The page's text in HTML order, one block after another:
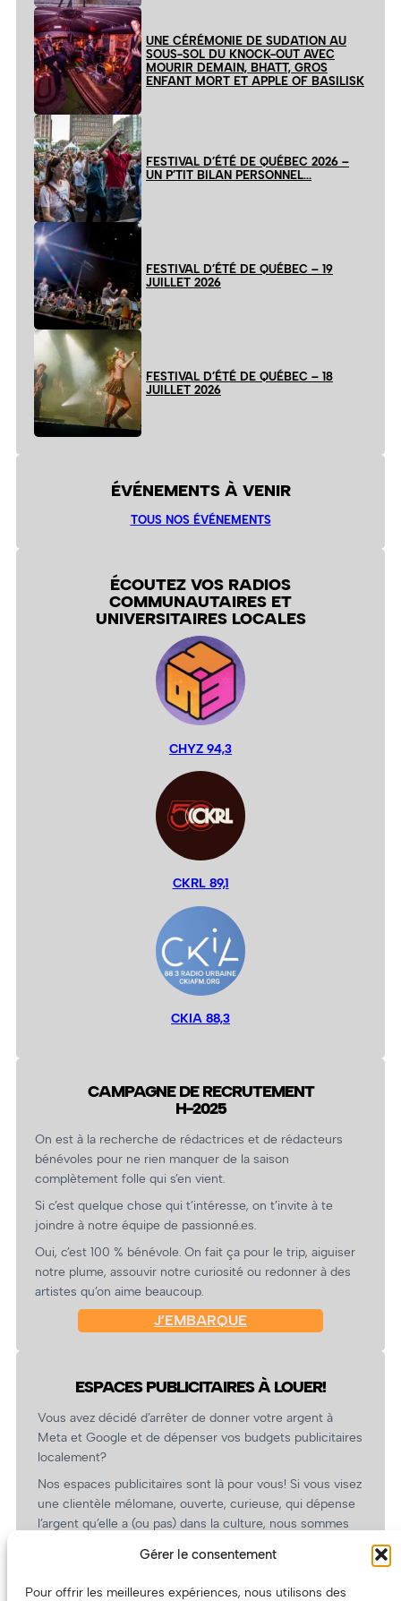
Gérer le consentement
Pour offrir les meilleures expériences, nous utilisons des
UNE CÉRÉMONIE DE SUDATION AU
SOUS-SOL DU KNOCK-OUT AVEC
MOURIR DEMAIN, BHATT, GROS
ENFANT MORT ET APPLE OF BASILISK
FESTIVAL D’ÉTÉ DE QUÉBEC 2026 –
UN P’TIT BILAN PERSONNEL…
FESTIVAL D’ÉTÉ DE QUÉBEC – 19
JUILLET 2026
FESTIVAL D’ÉTÉ DE QUÉBEC – 18
JUILLET 2026
ÉVÉNEMENTS À VENIR
TOUS NOS ÉVÉNEMENTS
ÉCOUTEZ VOS RADIOS
COMMUNAUTAIRES ET
UNIVERSITAIRES LOCALES
CHYZ 94,3
CKRL 89,1
CKIA 88,3
CAMPAGNE DE RECRUTEMENT
H-2025
On est à la recherche de rédactrices et de rédacteurs
bénévoles pour ne rien manquer de la saison
complètement folle qui s’en vient.
Si c’est quelque chose qui t’intéresse, on t’invite à te
joindre à notre équipe de passionné.es.
Oui, c’est 100 % bénévole. On fait ça pour le trip, aiguiser
notre plume, assouvir notre curiosité ou redonner à des
artistes qu’on aime beaucoup.
J’EMBARQUE
ESPACES PUBLICITAIRES À LOUER!
Vous avez décidé d’arrêter de donner votre argent à
Meta et Google et de dépenser vos budgets publicitaires
localement?
Nos espaces publicitaires sont là pour vous! Si vous visez
une clientèle mélomane, ouverte, curieuse, qui dépense
l’argent qu’elle a (ou pas) dans la culture, nous sommes
revient.